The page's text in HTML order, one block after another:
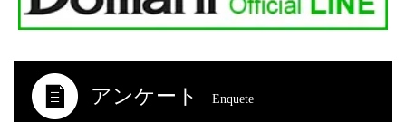
アンケート Enquete